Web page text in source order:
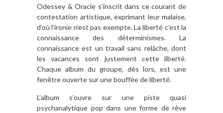
Odessey & Oracle s’inscrit dans ce courant de
contestation artistique, exprimant leur malaise,
d’où l’ironie n’est pas exempte. La liberté c’est la
connaissance des déterminismes. La
connaissance est un travail sans relâche, dont
les vacances sont justement cette liberté.
Chaque album du groupe, dès lors, est une
fenêtre ouverte sur une bouffée de liberté.
L’album s’ouvre sur une piste quasi
psychanalytique pop dans une forme de rêve